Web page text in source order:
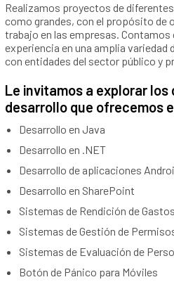
Realizamos proyectos de
como grandes, con el propósito de
trabajo en las empresas. Contamos
experiencia en una amplia variedad
con entidades del sector público y
Le invitamos a explorar los
desarrollo que ofrecemos
Desarrollo en Java
Desarrollo en .NET
Desarrollo de aplicaciones
Desarrollo en SharePoint
Sistemas de Rendición de Gastos
Sistemas de Gestión de
Sistemas de Evaluación de
Botón de Pánico para Móviles